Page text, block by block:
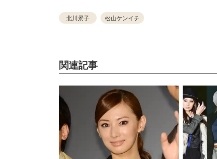
北川景子 松山ケンイチ
関連記事